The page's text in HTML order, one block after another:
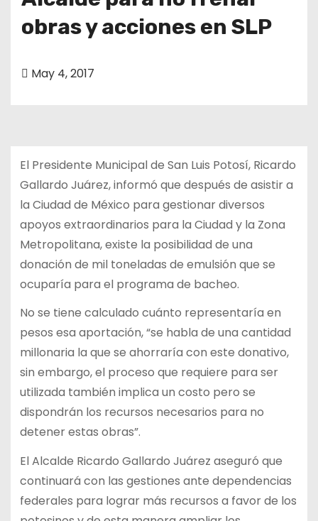
obras y acciones en SLP
May 4, 2017
El Presidente Municipal de San Luis Potosí, Ricardo
Gallardo Juárez, informó que después de asistir a
la Ciudad de México para gestionar diversos
apoyos extraordinarios para la Ciudad y la Zona
Metropolitana, existe la posibilidad de una
donación de mil toneladas de emulsión que se
ocuparía para el programa de bacheo.
No se tiene calculado cuánto representaría en
pesos esa aportación, “se habla de una cantidad
millonaria la que se ahorraría con este donativo,
sin embargo, el proceso que requiere para ser
utilizada también implica un costo pero se
dispondrán los recursos necesarios para no
detener estas obras”.
El Alcalde Ricardo Gallardo Juárez aseguró que
continuará con las gestiones ante dependencias
federales para lograr más recursos a favor de los